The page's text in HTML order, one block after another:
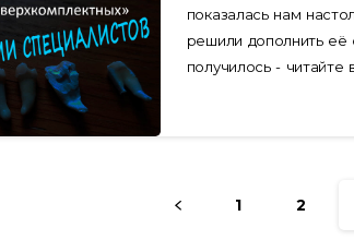
показалась нам
решили дополнить
получилось - читайте
1 2